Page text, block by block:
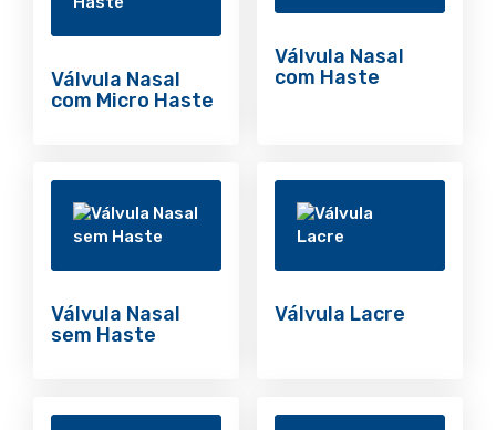
Válvula Nasal
com Micro Haste
Válvula Nasal
com Haste
Válvula Nasal
sem Haste
Válvula Lacre